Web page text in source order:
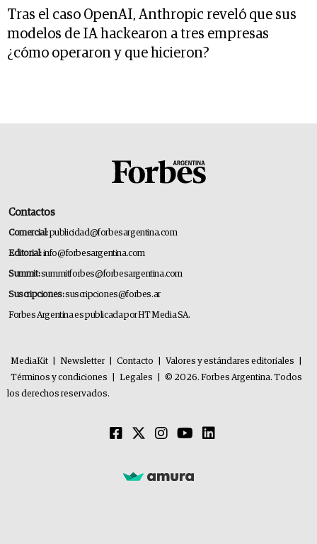
Tras el caso OpenAI, Anthropic reveló que sus
modelos de IA hackearon a tres empresas
¿cómo operaron y que hicieron?
Contactos
Comercial:publicidad@forbesargentina.com
Editorial:info@forbesargentina.com
Summit:summitforbes@forbesargentina.com
Suscripciones:suscripciones@forbes.ar
Forbes Argentina es publicada por HT Media SA.
MediaKit Newsletter Contacto Valores y estándares editoriales
Términos y condiciones
Legales
© 2026. Forbes Argentina. Todos
los derechos reservados.